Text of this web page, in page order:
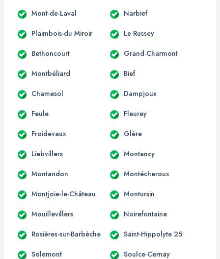
Mont-de-Laval Narbief
Plaimbois-du Miroir Le Russey
Bethoncourt Grand-Charmont
Montbéliard Bief
Chamesol Dampjoux
Feule Fleurey
Froidevaux Glère
Liebvillers Montancy
Montandon Montécheroux
Montjoie-le-Château Montursin
Mouillevillers Noirefontaine
Rosières-sur-Barbèche Saint-Hippolyte 25
Solemont Soulce-Cernay